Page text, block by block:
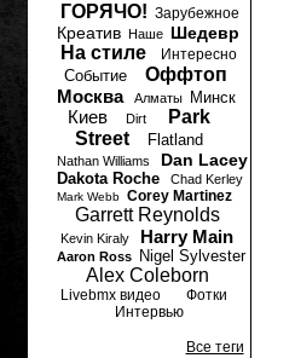
ГОРЯЧО! Зарубежное
Креатив Наше Шедевр
На стиле Интересно
Событие
Оффтоп
Москва
Алматы Минск
Киев Dirt
Park
Street
Flatland
Nathan Williams Dan Lacey
Dakota Roche Chad Kerley
Mark Webb Corey Martinez
Garrett Reynolds
Kevin Kiraly Harry Main
Aaron Ross Nigel Sylvester
Alex Coleborn
Livebmx видео
Фотки
Интервью
Все теги